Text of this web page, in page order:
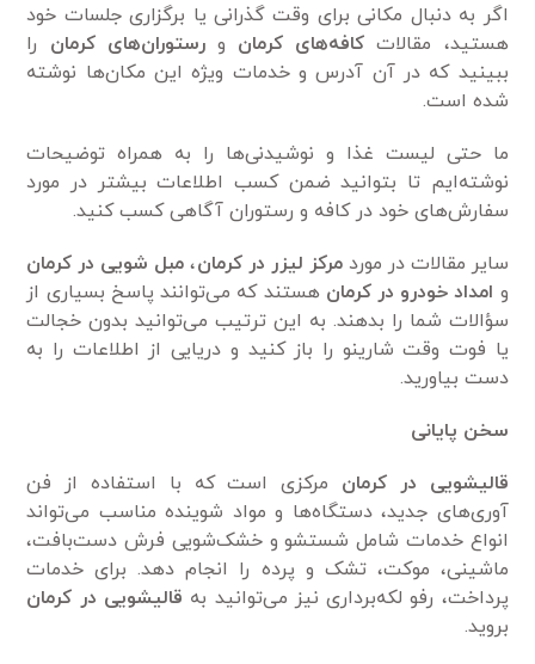
اگر به دنبال مکانی برای وقت گذرانی یا برگزاری جلسات خود
هستید، مقالات کافه‌های کرمان ورستوران‌های کرمان را
ببینید که در آن آدرس و خدمات ویژه این مکان‌ها نوشته
شده است.
ما حتی لیست غذا و نوشیدنی‌ها را به همراه توضیحات
نوشته‌ایم تا بتوانید ضمن کسب اطلاعات بیشتر در مورد
سفارش‌های خود در کافه و رستوران آگاهی کسب کنید.
سایر مقالات در موردمرکز لیزر در کرمان، مبل‌ شویی در کرمان
و امداد خودرو در کرمان هستند که می‌توانند پاسخ بسیاری از
سؤالات شما را بدهند. به این ترتیب می‌توانید بدون خجالت
یا فوت وقت شارینو را باز کنید و دریایی از اطلاعات را به
دست بیاورید.
سخن پایانی
قالیشویی در کرمان مرکزی است که با استفاده از فن
آوری‌های جدید، دستگاه‌ها و مواد شوینده مناسب می‌تواند
انواع خدمات شامل شستشو و خشک‌شویی فرش دست‌بافت،
ماشینی، موکت، تشک و پرده را انجام دهد. برای خدمات
پرداخت، رفو لکه‌برداری نیز می‌توانید به قالیشویی در کرمان
بروید.